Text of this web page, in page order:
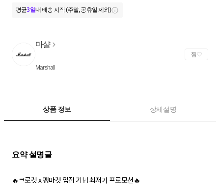
평균3일내 배송 시작 (주말, 공휴일 제외)
마샬
Marshall
찜
상품 정보 상세설명
요약 설명글
🔥크로켓 x 팽마켓 입점 기념 최저가 프로모션🔥